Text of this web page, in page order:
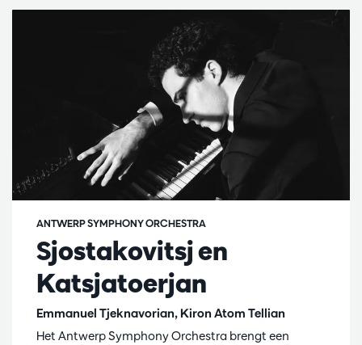
Sjostakovitsj en
Katsjatoerjan
Emmanuel Tjeknavorian, Kiron Atom Tellian
ANTWERP SYMPHONY ORCHESTRA
Het Antwerp Symphony Orchestra brengt een